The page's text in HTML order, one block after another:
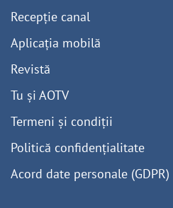
Recepție canal
Aplicația mobilă
Revistă
Tu și AOTV
Termeni și condiții
Politică confidențialitate
Acord date personale (GDPR)